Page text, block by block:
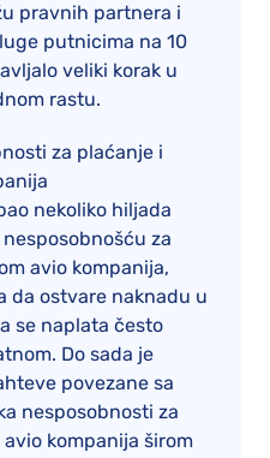
pravnih partnera i
putnicima na 10
veliki korak u
rastu.
za plaćanje i
nekoliko hiljada
za
avio kompanija,
da ostvare naknadu u
se naplata često
Do sada je
povezane sa
nesposobnosti za
kompanija širom